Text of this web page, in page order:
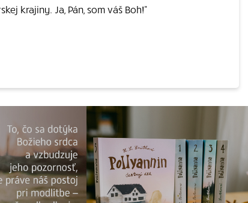
krajiny. Ja, Pán, som váš Boh!"